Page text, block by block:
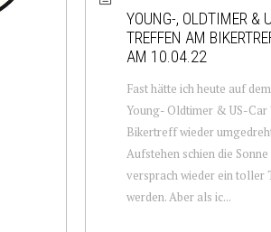
YOUNG-, OLDTIMER &
TREFFEN AM
AM 10.04.22
Fast hätte ich heute auf
Young- Oldtimer & US-
Bikertreff wieder
Aufstehen schien die Sonne
versprach wieder ein toller
werden. Aber als ic...